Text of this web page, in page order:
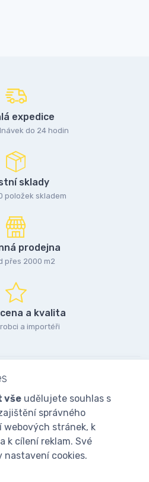
expedice
do 24 hodin
sklady
položek skladem
prodejna
přes 2000 m2
a kvalita
a importéři
vše udělujete souhlas s
správného
webových stránek, k
k cílení reklam. Své
nastavení cookies.